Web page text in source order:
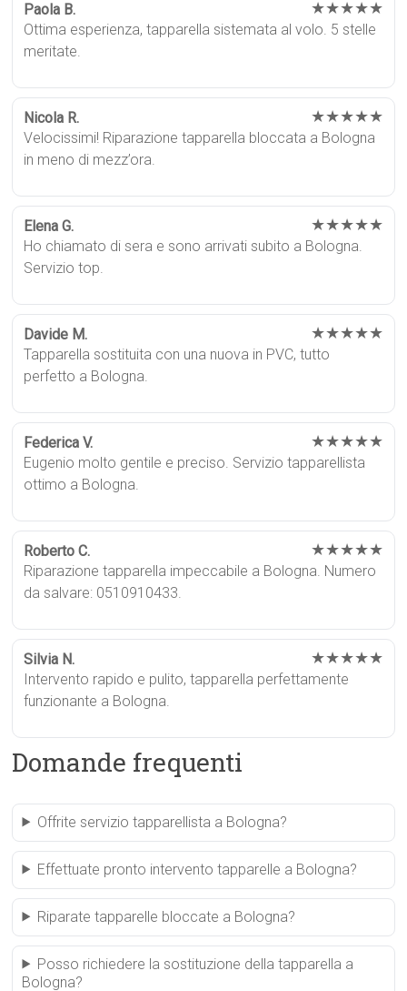
Paola B. ★★★★★
Ottima esperienza, tapparella sistemata al volo. 5 stelle
meritate.
Nicola R. ★★★★★
Velocissimi! Riparazione tapparella bloccata a Bologna
in meno di mezz’ora.
Elena G. ★★★★★
Ho chiamato di sera e sono arrivati subito a Bologna.
Servizio top.
Davide M. ★★★★★
Tapparella sostituita con una nuova in PVC, tutto
perfetto a Bologna.
Federica V. ★★★★★
Eugenio molto gentile e preciso. Servizio tapparellista
ottimo a Bologna.
Roberto C. ★★★★★
Riparazione tapparella impeccabile a Bologna. Numero
da salvare: 0510910433.
Silvia N. ★★★★★
Intervento rapido e pulito, tapparella perfettamente
funzionante a Bologna.
Domande frequenti
Offrite servizio tapparellista a Bologna?
Effettuate pronto intervento tapparelle a Bologna?
Riparate tapparelle bloccate a Bologna?
Posso richiedere la sostituzione della tapparella a
Bologna?